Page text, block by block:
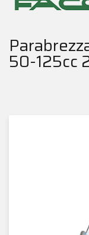
50-125cc